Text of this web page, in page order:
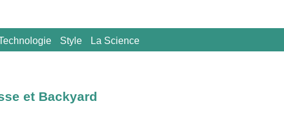
Style La Science
et Backyard